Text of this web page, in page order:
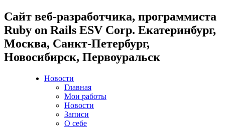
Cайт веб-разработчика, программиста
Ruby on Rails ESV Corp. Екатеринбург,
Москва, Санкт-Петербург,
Новосибирск, Первоуральск
Новости
Главная
Мои работы
Новости
Записи
О себе